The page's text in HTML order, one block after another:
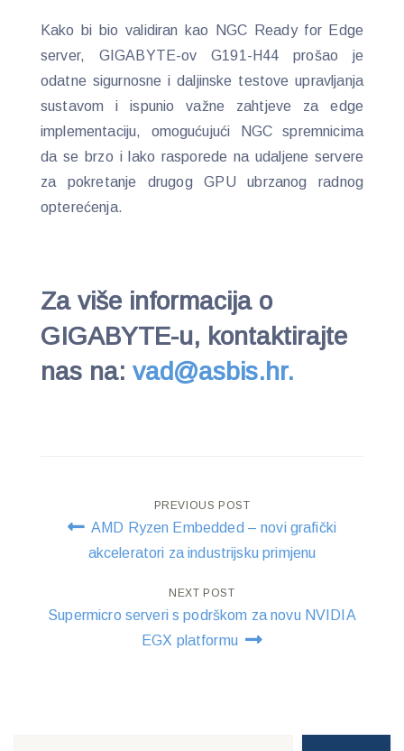
Kako bi bio validiran kao NGC Ready for Edge
server, GIGABYTE-ov G191-H44 prošao je
odatne sigurnosne i daljinske testove upravljanja
sustavom i ispunio važne zahtjeve za edge
implementaciju, omogućujući NGC spremnicima
da se brzo i lako rasporede na udaljene servere
za pokretanje drugog GPU ubrzanog radnog
opterećenja.
Za više informacija o
GIGABYTE-u, kontaktirajte
nas na: vad@asbis.hr.
Post
navigation
PREVIOUS POST
AMD Ryzen Embedded – novi grafički
akceleratori za industrijsku primjenu
NEXT POST
Supermicro serveri s podrškom za novu NVIDIA
EGX platformu